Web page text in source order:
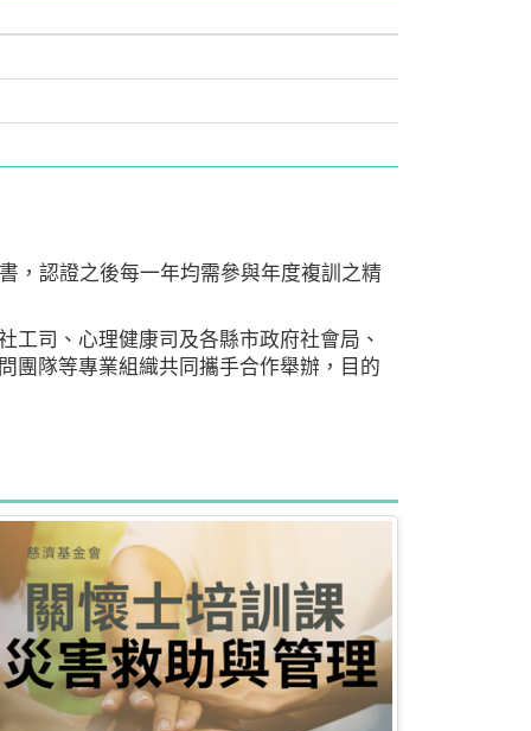
，認證之後每一年均需參與年度複訓之精
工司、心理健康司及各縣市政府社會局、
團隊等專業組織共同攜手合作舉辦，目的